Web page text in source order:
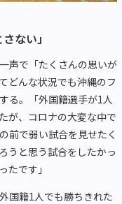
ない」
声で「たくさんの思いが
どんな状況でも沖縄のフ
る。「外国籍選手が1人
が、コロナの大変な中で
前で弱い試合を見せたく
うと思う試合をしたかっ
たです」
国籍1人でも勝ちきれた